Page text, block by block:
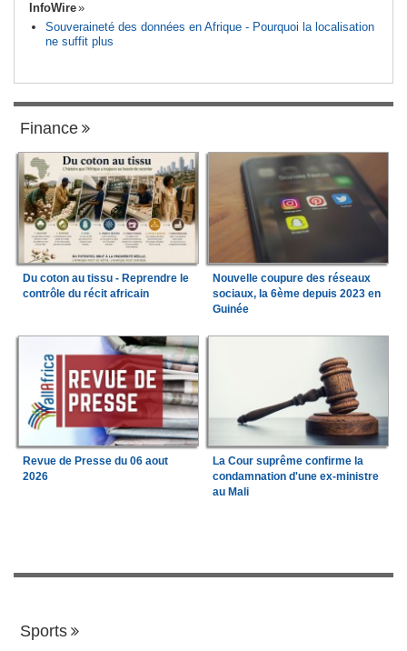
InfoWire
Souveraineté des données en Afrique - Pourquoi la localisation
ne suffit plus
Finance
Du coton au tissu - Reprendre le
contrôle du récit africain
Nouvelle coupure des réseaux
sociaux, la 6ème depuis 2023 en
Guinée
Revue de Presse du 06 aout
2026
La Cour suprême confirme la
condamnation d'une ex-ministre
au Mali
Sports